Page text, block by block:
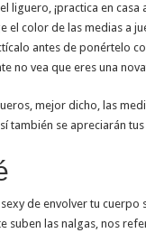
liguero, ¡practica en
el color de las medias a
antes de ponértelo
no vea que eres una
mejor dicho, las
también se apreciarán
de envolver tu
suben las nalgas, nos